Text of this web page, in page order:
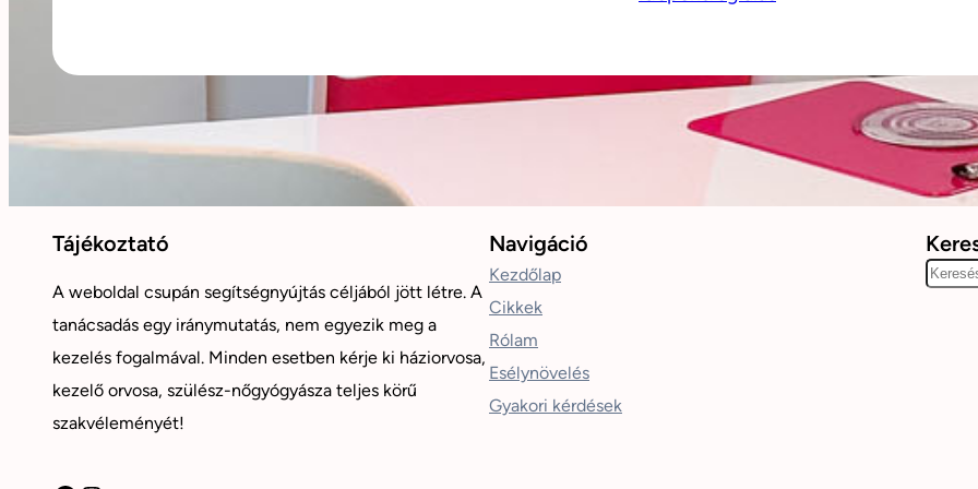
Tájékoztató
A weboldal csupán segítségnyújtás céljából jött létre. A
tanácsadás egy iránymutatás, nem egyezik meg a
kezelés fogalmával. Minden esetben kérje ki háziorvosa,
kezelő orvosa, szülész-nőgyógyásza teljes körű
szakvéleményét!
Navigáció
Kezdőlap
Cikkek
Rólam
Esélynövelés
Gyakori kérdések
K